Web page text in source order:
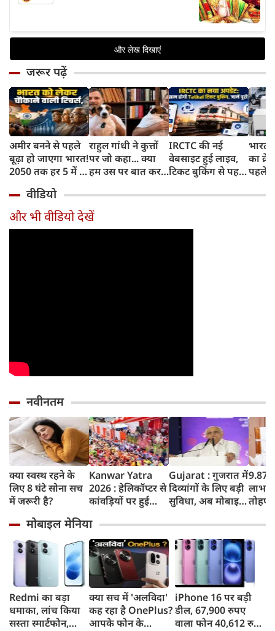
जरूर पढ़ें
अमीर बनने से पहले
बूढ़ा हो जाएगा भारत!
2050 तक हर 5 में 1
साल से ज्यादा उम्र का
राहुल गांधी ने कुत्तों
पर जो कहा... क्या
हम उस पर बात कर
IRCTC की नई
वेबसाइट हुई लाइव,
टिकट बुकिंग से पहले
काम, जानें पूरा
भारत
का
पहले
और
वीडियो
और भी वीडियो देखें
नवीनतम
क्या स्वस्थ रहने के
लिए 8 घंटे सोना सच
में जरूरी है?
Kanwar Yatra
2026 : हेलिकॉप्टर से
कांवड़ियों पर हुई
बोले- शिवभक्त बोले
योगीजी ने फूल नहीं
सम्मान बरसाया
Gujarat : गुजरात में
दिव्यांगों के लिए बड़ी
सुविधा, अब मोबाइल
और करें फ्री सफर,
केंद्र सरकार ने दिया
अवॉर्ड
9.87
भेजे
मोबाइल मेनिया
Redmi का बड़ा
धमाका, लांच किया
सस्ता स्मार्टफोन,
क्या सच में 'अलविदा'
कह रहा है OnePlus?
आपके फोन के
iPhone 16 पर बड़ी
डील, 67,900 रुपए
वाला फोन 40,612 रुपए